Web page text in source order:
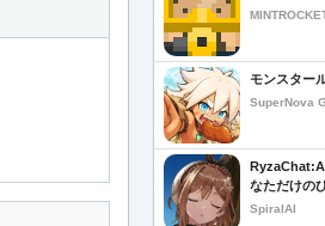
モンスター
SuperNova
なただけの
SpiralAI